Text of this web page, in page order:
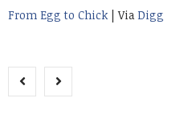
From Egg to Chick | Via Digg